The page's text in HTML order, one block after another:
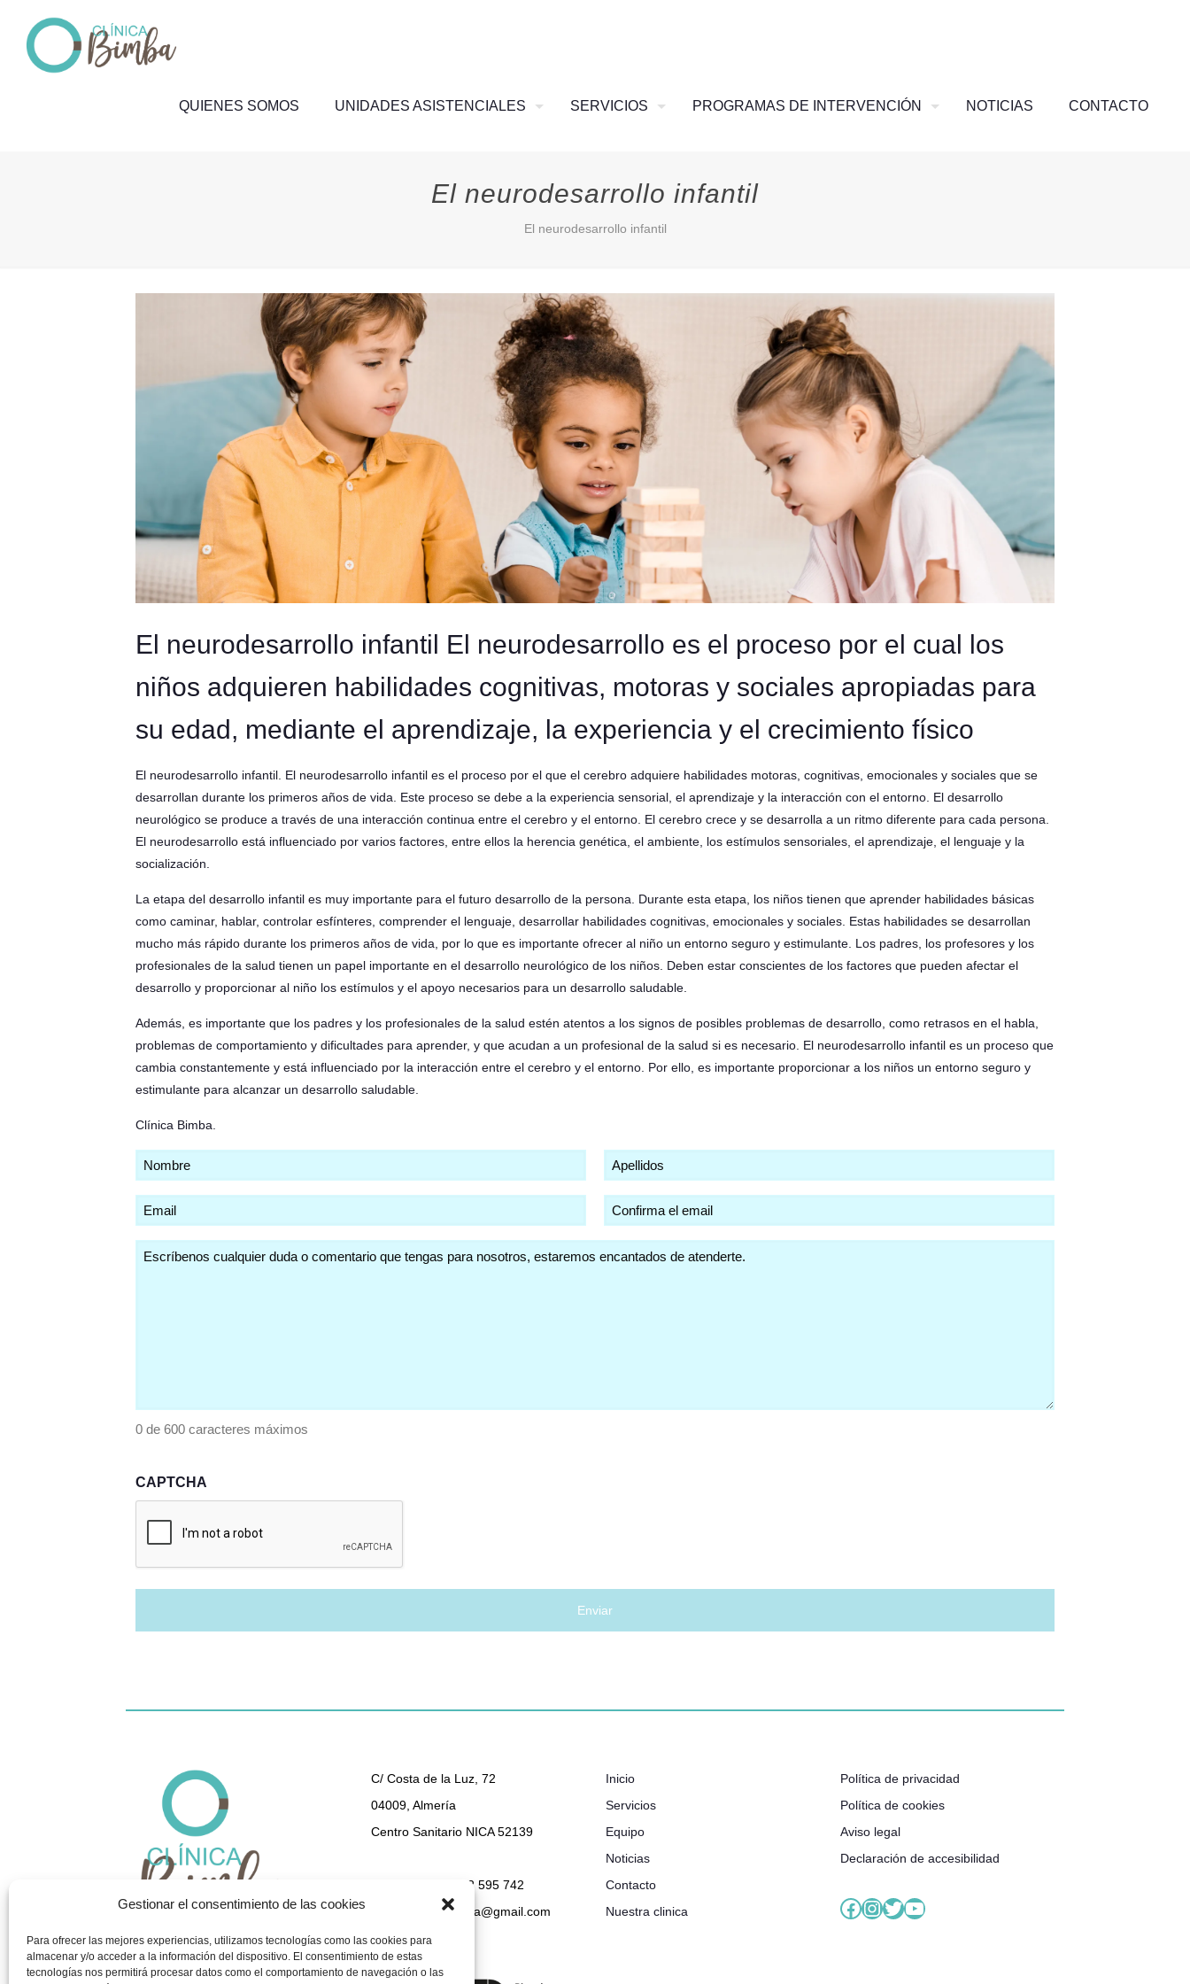
Gestionar el consentimiento de las cookies
Para ofrecer las mejores experiencias, utilizamos tecnologías como las cookies para
almacenar y/o acceder a la información del dispositivo. El consentimiento de estas
tecnologías nos permitirá procesar datos como el comportamiento de navegación o las
QUIENES SOMOS UNIDADES ASISTENCIALES SERVICIOS PROGRAMAS DE INTERVENCIÓN NOTICIAS CONTACTO
El neurodesarrollo infantil
El neurodesarrollo infantil
El neurodesarrollo infantil El neurodesarrollo es el proceso por el cual los
niños adquieren habilidades cognitivas, motoras y sociales apropiadas para
su edad, mediante el aprendizaje, la experiencia y el crecimiento físico
El neurodesarrollo infantil. El neurodesarrollo infantil es el proceso por el que el cerebro adquiere habilidades motoras, cognitivas, emocionales y sociales que se
desarrollan durante los primeros años de vida. Este proceso se debe a la experiencia sensorial, el aprendizaje y la interacción con el entorno. El desarrollo
neurológico se produce a través de una interacción continua entre el cerebro y el entorno. El cerebro crece y se desarrolla a un ritmo diferente para cada persona.
El neurodesarrollo está influenciado por varios factores, entre ellos la herencia genética, el ambiente, los estímulos sensoriales, el aprendizaje, el lenguaje y la
socialización.
La etapa del desarrollo infantil es muy importante para el futuro desarrollo de la persona. Durante esta etapa, los niños tienen que aprender habilidades básicas
como caminar, hablar, controlar esfínteres, comprender el lenguaje, desarrollar habilidades cognitivas, emocionales y sociales. Estas habilidades se desarrollan
mucho más rápido durante los primeros años de vida, por lo que es importante ofrecer al niño un entorno seguro y estimulante. Los padres, los profesores y los
profesionales de la salud tienen un papel importante en el desarrollo neurológico de los niños. Deben estar conscientes de los factores que pueden afectar el
desarrollo y proporcionar al niño los estímulos y el apoyo necesarios para un desarrollo saludable.
Además, es importante que los padres y los profesionales de la salud estén atentos a los signos de posibles problemas de desarrollo, como retrasos en el habla,
problemas de comportamiento y dificultades para aprender, y que acudan a un profesional de la salud si es necesario. El neurodesarrollo infantil es un proceso que
cambia constantemente y está influenciado por la interacción entre el cerebro y el entorno. Por ello, es importante proporcionar a los niños un entorno seguro y
estimulante para alcanzar un desarrollo saludable.
Clínica Bimba
Nombre
(Obligatorio)
Email
(Obligatorio)
Comentarios
0 de 600 caracteres máximos
CAPTCHA
C/ Costa de la Luz, 72
04009, Almería
Centro Sanitario NICA 52139
950 048 632 - 722 595 742
gestionclinicabimba@gmail.com
Inicio
Servicios
Equipo
Noticias
Contacto
Nuestra clinica
Política de privacidad
Política de cookies
Aviso legal
Declaración de accesibilidad